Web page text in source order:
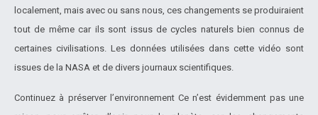
localement, mais avec ou sans nous, ces changements se produiraient
tout de même car ils sont issus de cycles naturels bien connus de
certaines civilisations. Les données utilisées dans cette vidéo sont
issues de la NASA et de divers journaux scientifiques.
Continuez à préserver l’environnement Ce n’est évidemment pas une